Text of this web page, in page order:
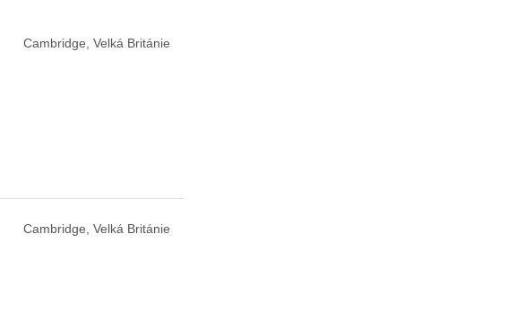
Cambridge, Velká Británie
Cambridge, Velká Británie